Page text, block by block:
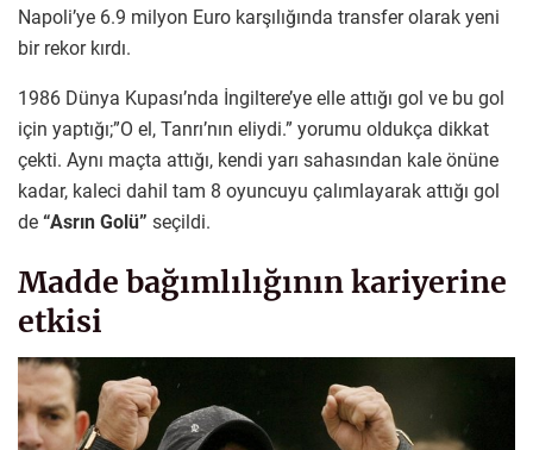
Napoli’ye 6.9 milyon Euro karşılığında transfer olarak yeni
bir rekor kırdı.
1986 Dünya Kupası’nda İngiltere’ye elle attığı gol ve bu gol
için yaptığı;”O el, Tanrı’nın eliydi.” yorumu oldukça dikkat
çekti. Aynı maçta attığı, kendi yarı sahasından kale önüne
kadar, kaleci dahil tam 8 oyuncuyu çalımlayarak attığı gol
de “Asrın Golü” seçildi.
Madde bağımlılığının kariyerine
etkisi